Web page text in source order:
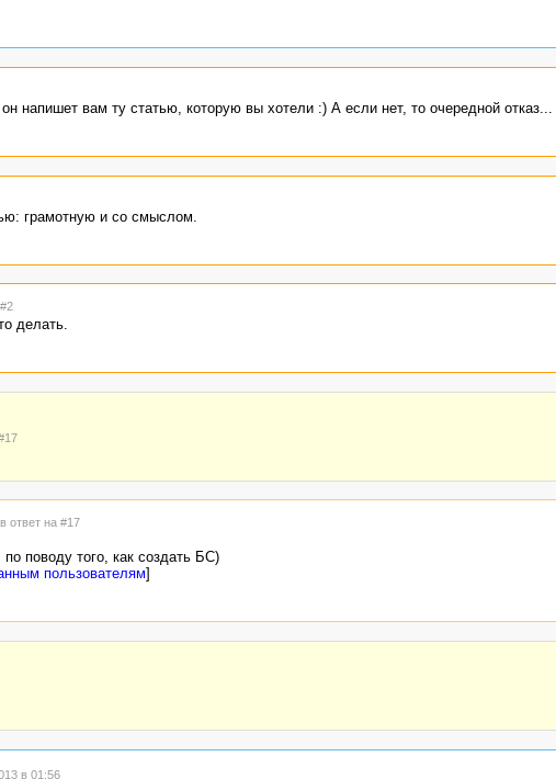
напишет вам ту статью, которую вы хотели :) А если нет, то очередной отказ...
грамотную и со смыслом.
делать.
в ответ на #17
поводу того, как создать БС)
пользователям]
в 01:56